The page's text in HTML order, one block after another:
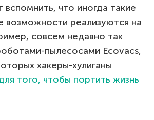
что иногда такие
возможности реализуются на
совсем недавно так
пылесосами Ecovacs,
хакеры-хулиганы
того, чтобы портить жизнь